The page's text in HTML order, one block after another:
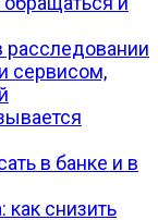
расследовании
сервисом,
в банке и в
снизить